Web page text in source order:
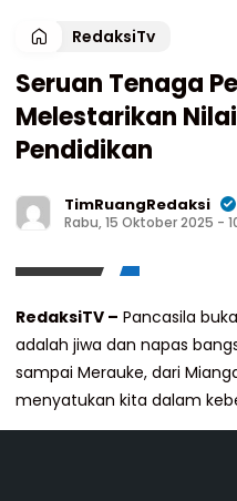
RedaksiTv
Seruan Tenaga
Melestarikan
Pendidikan
TimRuangRedaksi
Rabu, 15 Oktober 2025 -
RedaksiTV – Pancasila
adalah jiwa dan napas
sampai Merauke, dari
menyatukan kita dalam